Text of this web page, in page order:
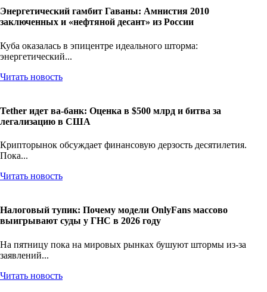
Энергетический гамбит Гаваны: Амнистия 2010
заключенных и «нефтяной десант» из России
Куба оказалась в эпицентре идеального шторма:
энергетический...
Читать новость
Tether идет ва-банк: Оценка в $500 млрд и битва за
легализацию в США
Крипторынок обсуждает финансовую дерзость десятилетия.
Пока...
Читать новость
Налоговый тупик: Почему модели OnlyFans массово
выигрывают суды у ГНС в 2026 году
На пятницу пока на мировых рынках бушуют штормы из-за
заявлений...
Читать новость